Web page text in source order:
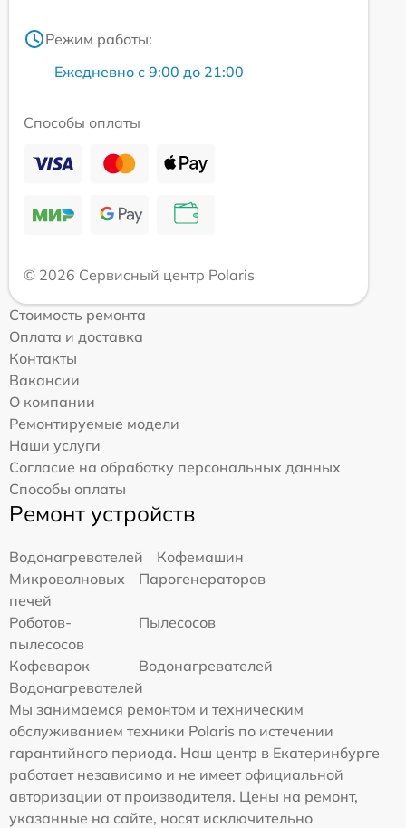
Режим работы:
Ежедневно с 9:00 до 21:00
Способы оплаты
© 2026 Сервисный центр Polaris
Стоимость ремонта
Оплата и доставка
Контакты
Вакансии
О компании
Ремонтируемые модели
Наши услуги
Согласие на обработку персональных данных
Способы оплаты
Ремонт устройств
Водонагревателей
Кофемашин
Микроволновых
печей
Парогенераторов
Роботов-
пылесосов
Пылесосов
Кофеварок
Водонагревателей
Водонагревателей
Мы занимаемся ремонтом и техническим
обслуживанием техники Polaris по истечении
гарантийного периода. Наш центр в Екатеринбурге
работает независимо и не имеет официальной
авторизации от производителя. Цены на ремонт,
указанные на сайте, носят исключительно